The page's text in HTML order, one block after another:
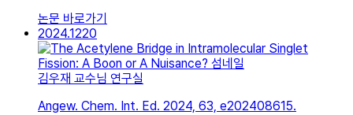
논문 바로가기
2024.1220
김우재 교수님 연구실
Angew. Chem. Int. Ed. 2024, 63, e202408615.